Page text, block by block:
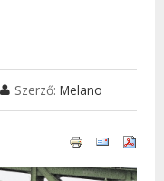
Szerző: Melano